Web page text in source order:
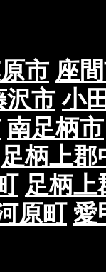
市 座
沢市 小
南足柄市
足柄上郡
足柄上
原町 愛